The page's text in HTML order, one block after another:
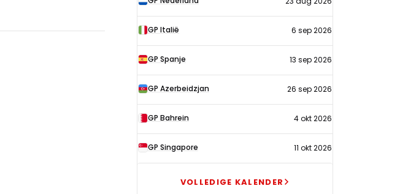
2026
GP Italië 6 sep 2026
GP Spanje 13 sep 2026
GP Azerbeidzjan 26 sep 2026
GP Bahrein 4 okt 2026
GP Singapore 11 okt 2026
VOLLEDIGE KALENDER